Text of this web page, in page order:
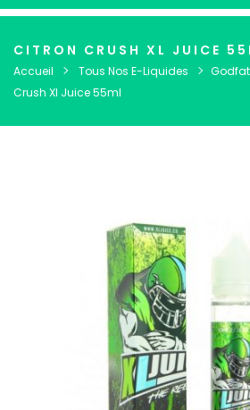
la
CITRON CRUSH XL JUICE
Accueil Tous Nos E-Liquides
Crush Xl Juice 55ml